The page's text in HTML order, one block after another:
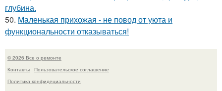
глубина.
50. Маленькая прихожая - не повод от уюта и
функциональности отказываться!
© 2026 Все о ремонте
Контакты
Пользовательское соглашение
Политика конфидециальности